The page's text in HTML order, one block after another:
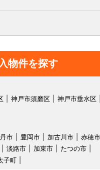
物件を探す
神戸市須磨区 神戸市垂水区
市 豊岡市 加古川市 赤穂市
淡路市 加東市
たつの市
子町